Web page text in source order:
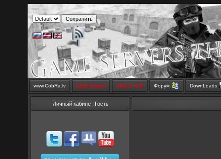
www.CobRa.lv LIVE Stream SMS SHOP Форум DownLoads
Личный кабинет Гость